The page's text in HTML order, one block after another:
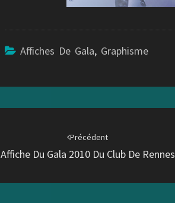
Affiches De Gala, Graphisme
Précédent
Affiche Du Gala 2010 Du Club De Rennes